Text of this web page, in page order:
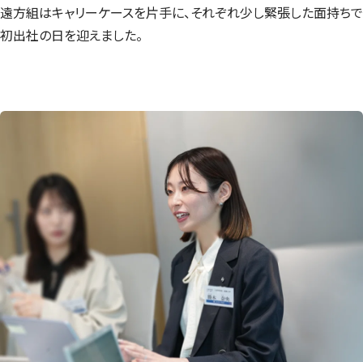
遠方組はキャリーケースを片手に、それぞれ少し緊張した面持ちで
初出社の日を迎えました。